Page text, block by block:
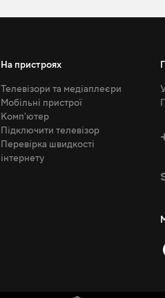
На пристроях
Телевізори та медіаплеєри
Мобільні пристрої
Комп'ютер
Підключити телевізор
Перевірка швидкості
інтернету